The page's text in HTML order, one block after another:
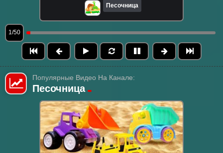
Песочница
1/50
Популярные Видео На Канале:
Песочница